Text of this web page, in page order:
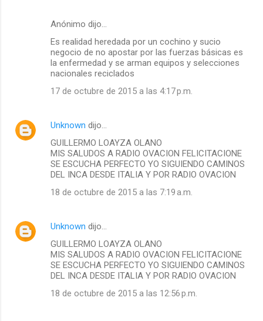
Anónimo dijo…
Es realidad heredada por un cochino y sucio
negocio de no apostar por las fuerzas básicas es
la enfermedad y se arman equipos y selecciones
nacionales reciclados
17 de octubre de 2015 a las 4:17 p.m.
Unknown dijo…
GUILLERMO LOAYZA OLANO
MIS SALUDOS A RADIO OVACION FELICITACIONE
SE ESCUCHA PERFECTO YO SIGUIENDO CAMINOS
DEL INCA DESDE ITALIA Y POR RADIO OVACION
18 de octubre de 2015 a las 7:19 a.m.
Unknown dijo…
GUILLERMO LOAYZA OLANO
MIS SALUDOS A RADIO OVACION FELICITACIONE
SE ESCUCHA PERFECTO YO SIGUIENDO CAMINOS
DEL INCA DESDE ITALIA Y POR RADIO OVACION
18 de octubre de 2015 a las 12:56 p.m.